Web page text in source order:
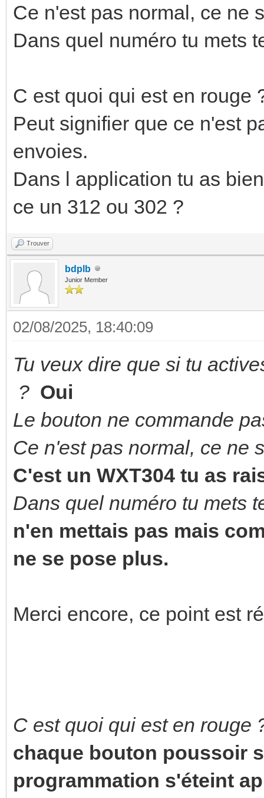
Ce n'est pas normal, ce ne
Dans quel numéro tu mets
C est quoi qui est en rouge
Peut signifier que ce n'est
envoies.
Dans l application tu as
ce un 312 ou 302 ?
Trouver
bdplb
Junior Member
02/08/2025, 18:40:09
Tu veux dire que si tu
? Oui
Le bouton ne commande
Ce n'est pas normal, ce ne
C'est un WXT304 tu as
Dans quel numéro tu mets
n'en mettais pas mais
ne se pose plus.
Merci encore, ce point est
C est quoi qui est en rouge
chaque bouton poussoir
programmation s'éteint